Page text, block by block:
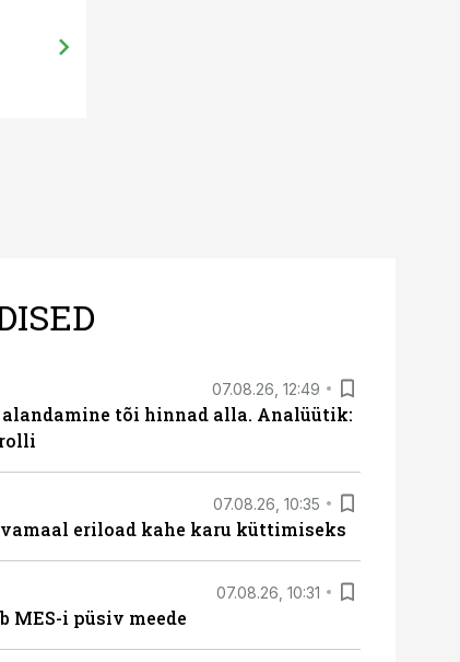
07.08.26, 12:49
tõi hinnad alla. Analüütik:
07.08.26, 10:35
eriload kahe karu küttimiseks
07.08.26, 10:31
MES-i püsiv meede